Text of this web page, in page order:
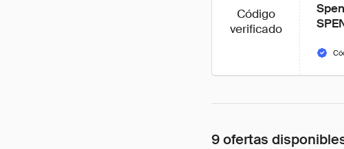
Código
verificado
9 ofertas